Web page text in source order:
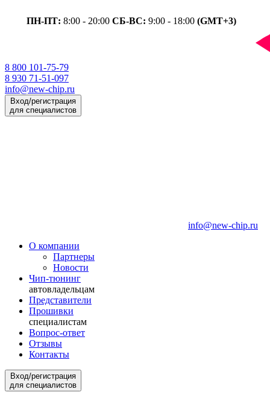
ПН-ПТ: 8:00 - 20:00 СБ-ВС: 9:00 - 18:00 (GMT+3)
8 800 101-75-79
8 930 71-51-097
info@new-chip.ru
Вход/регистрация
для специалистов
info@new-chip.ru
О компании
Партнеры
Новости
Чип-тюнинг
автовладельцам
Представители
Прошивки
специалистам
Вопрос-ответ
Отзывы
Контакты
Вход/регистрация
для специалистов